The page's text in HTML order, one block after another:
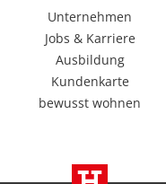
Unternehmen
Jobs & Karriere
Ausbildung
Kundenkarte
bewusst wohnen